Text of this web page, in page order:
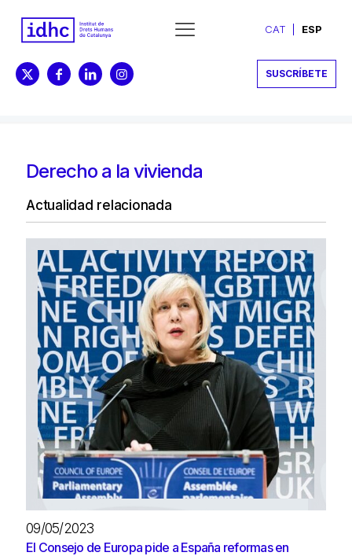
CAT ESP
SUSCRÍBETE
Derecho a la vivienda
Actualidad relacionada
09/05/2023
El Consejo de Europa pide a España reformas en